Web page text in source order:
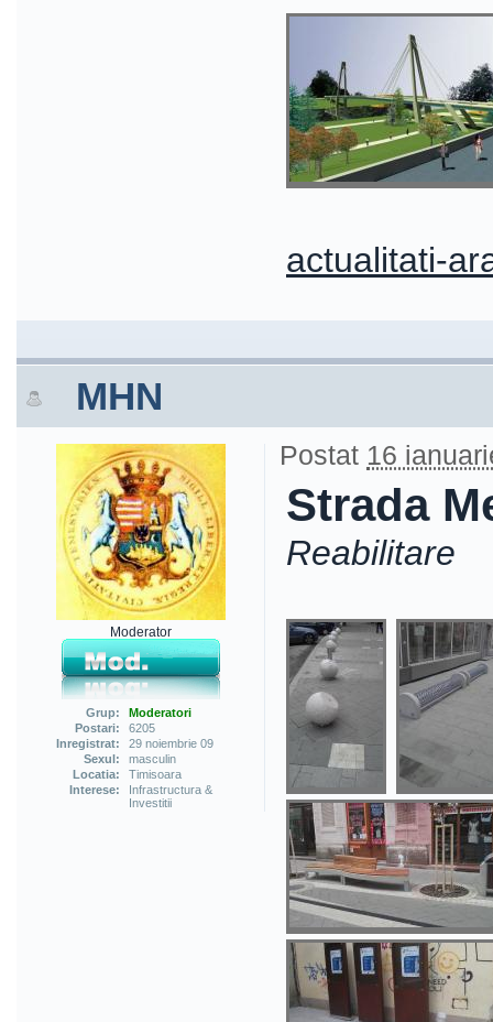
actualitati-
MHN
Moderator
Grup:
Moderatori
Postari:
6205
Inregistrat:
29 noiembrie 09
Sexul:
masculin
Locatia:
Timisoara
Interese:
Infrastructura &
Investitii
Postat 16
Strada
Reabilitare